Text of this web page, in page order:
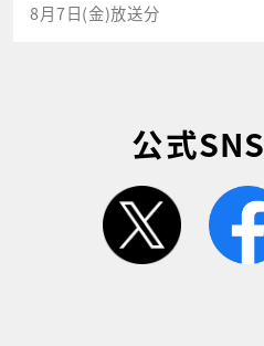
8月7日(金)放送分
公式
twitter